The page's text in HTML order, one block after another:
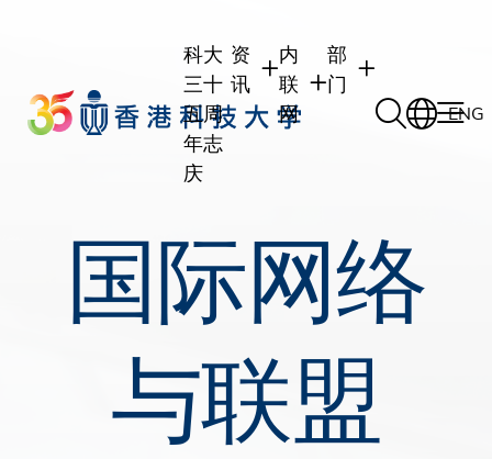
科大
三十
五周
年志
庆
资
讯
职员
校友
传媒
内
联
网
职员行政内联网
校友内联网
部
门
学术课程
行政部门
社交平台及应用程
ENG
国际网络
与联盟